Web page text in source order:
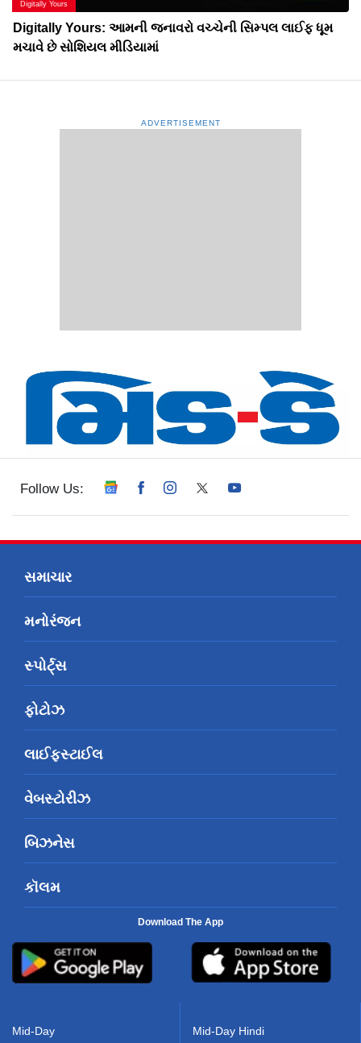
Digitally Yours
Digitally Yours: આમની જનાવરો વચ્ચેની સિમ્પલ લાઈફ ધૂમ
મચાવે છે સોશિયલ મીડિયામાં
ADVERTISEMENT
Follow Us:
સમાચાર
મનોરંજન
સ્પોર્ટ્સ
ફોટોઝ
લાઈફસ્ટાઈલ
વેબસ્ટોરીઝ
બિઝનેસ
કૉલમ
Download The App
Mid-Day Mid-Day Hindi